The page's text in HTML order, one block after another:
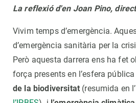
La reflexió d'en Joan Pino,
Vivim temps d’emergència.
d’emergència sanitària per la
Però aquesta darrera ens ha fet
força presents en l’esfera pública
de la biodiversitat (resumida en